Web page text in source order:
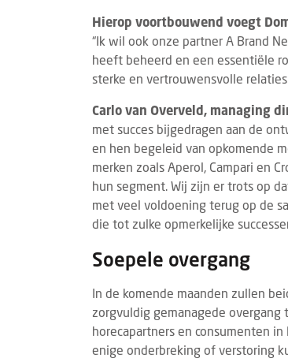
Hierop voortbouwend voegt
“Ik wil ook onze partner A Brand
heeft beheerd en een essentiële
sterke en vertrouwensvolle
Carlo van Overveld, managing
met succes bijgedragen aan de
en hen begeleid van opkomende
merken zoals Aperol, Campari en
hun segment. Wij zijn er trots op
met veel voldoening terug op de
die tot zulke opmerkelijke
Soepele overgang
In de komende maanden zullen
zorgvuldig gemanagede overgang
horecapartners en consumenten
enige onderbreking of verstoring